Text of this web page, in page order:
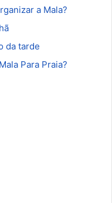
a Mala?
da tarde
Para Praia?